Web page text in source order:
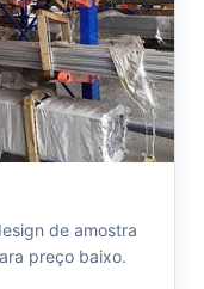
de amostra
preço baixo.